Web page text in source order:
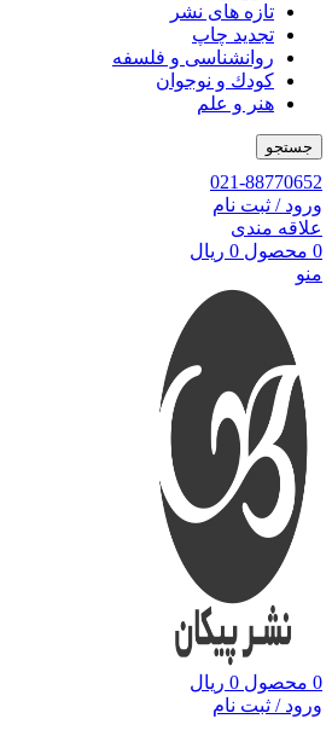
تازه های نشر
تجدید چاپ
روانشناسی و فلسفه
کودك و نوجوان
هنر و علم
جستجو
021-88770652
ورود / ثبت نام
علاقه مندی
0 محصول 0 ریال
منو
0 محصول 0 ریال
ورود / ثبت نام